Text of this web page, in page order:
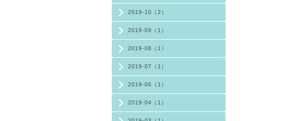
2019-10（2）
2019-09（1）
2019-08（1）
2019-07（1）
2019-06（1）
2019-04（1）